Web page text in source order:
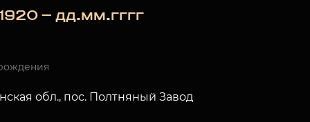
— дд.мм.гггг
обл., пос. Полтняный Завод